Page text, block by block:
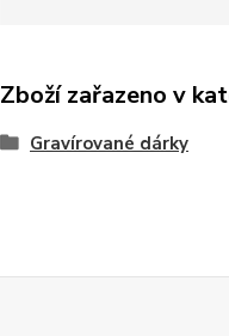
Zboží zařazeno v
Gravírované dárky